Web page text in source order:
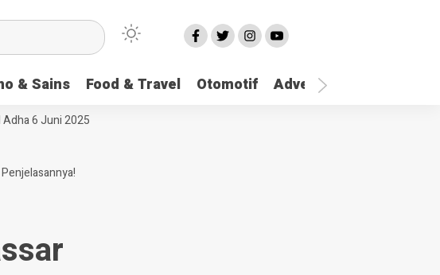
& Sains Food & Travel Otomotif Advetorial
Adha 6 Juni 2025